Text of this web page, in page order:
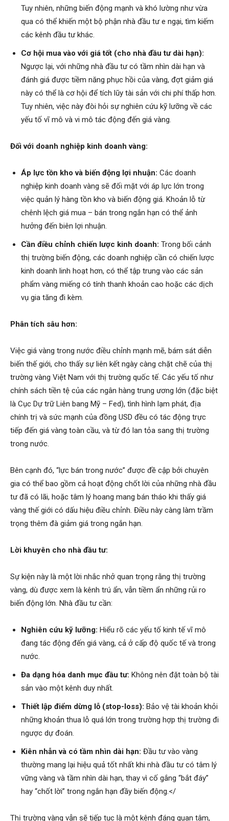
Tuy nhiên, những biến động mạnh và khó lường như vừa
qua có thể khiến một bộ phận nhà đầu tư e ngại, tìm kiếm
các kênh đầu tư khác.
Cơ hội mua vào với giá tốt (cho nhà đầu tư dài hạn):
Ngược lại, với những nhà đầu tư có tầm nhìn dài hạn và
đánh giá được tiềm năng phục hồi của vàng, đợt giảm giá
này có thể là cơ hội để tích lũy tài sản với chi phí thấp hơn.
Tuy nhiên, việc này đòi hỏi sự nghiên cứu kỹ lưỡng về các
yếu tố vĩ mô và vi mô tác động đến giá vàng.
Đối với doanh nghiệp kinh doanh vàng:
Áp lực tồn kho và biến động lợi nhuận: Các doanh
nghiệp kinh doanh vàng sẽ đối mặt với áp lực lớn trong
việc quản lý hàng tồn kho và biến động giá. Khoản lỗ từ
chênh lệch giá mua – bán trong ngắn hạn có thể ảnh
hưởng đến biên lợi nhuận.
Cần điều chỉnh chiến lược kinh doanh: Trong bối cảnh
thị trường biến động, các doanh nghiệp cần có chiến lược
kinh doanh linh hoạt hơn, có thể tập trung vào các sản
phẩm vàng miếng có tính thanh khoản cao hoặc các dịch
vụ gia tăng đi kèm.
Phân tích sâu hơn:
Việc giá vàng trong nước điều chỉnh mạnh mẽ, bám sát diễn
biến thế giới, cho thấy sự liên kết ngày càng chặt chẽ của thị
trường vàng Việt Nam với thị trường quốc tế. Các yếu tố như
chính sách tiền tệ của các ngân hàng trung ương lớn (đặc biệt
là Cục Dự trữ Liên bang Mỹ – Fed), tình hình lạm phát, địa
chính trị và sức mạnh của đồng USD đều có tác động trực
tiếp đến giá vàng toàn cầu, và từ đó lan tỏa sang thị trường
trong nước.
Bên cạnh đó, “lực bán trong nước” được đề cập bởi chuyên
gia có thể bao gồm cả hoạt động chốt lời của những nhà đầu
tư đã có lãi, hoặc tâm lý hoang mang bán tháo khi thấy giá
vàng thế giới có dấu hiệu điều chỉnh. Điều này càng làm trầm
trọng thêm đà giảm giá trong ngắn hạn.
Lời khuyên cho nhà đầu tư:
Sự kiện này là một lời nhắc nhở quan trọng rằng thị trường
vàng, dù được xem là kênh trú ẩn, vẫn tiềm ẩn những rủi ro
biến động lớn. Nhà đầu tư cần:
Nghiên cứu kỹ lưỡng: Hiểu rõ các yếu tố kinh tế vĩ mô
đang tác động đến giá vàng, cả ở cấp độ quốc tế và trong
nước.
Đa dạng hóa danh mục đầu tư: Không nên đặt toàn bộ tài
sản vào một kênh duy nhất.
Thiết lập điểm dừng lỗ (stop-loss): Bảo vệ tài khoản khỏi
những khoản thua lỗ quá lớn trong trường hợp thị trường đi
ngược dự đoán.
Kiên nhẫn và có tầm nhìn dài hạn: Đầu tư vào vàng
thường mang lại hiệu quả tốt nhất khi nhà đầu tư có tâm lý
vững vàng và tầm nhìn dài hạn, thay vì cố gắng “bắt đáy”
hay “chốt lời” trong ngắn hạn đầy biến động.</
Thị trường vàng vẫn sẽ tiếp tục là một kênh đáng quan tâm,